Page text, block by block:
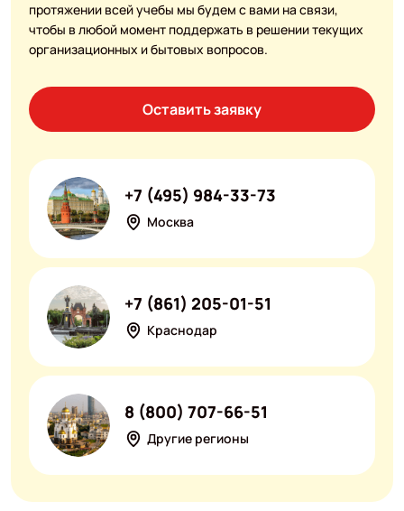
протяжении всей учебы мы будем с вами на связи,
чтобы в любой момент поддержать в решении текущих
организационных и бытовых вопросов.
Оставить заявку
Москва
+7 (495) 984-33-73
Краснодар
+7 (861) 205-01-51
Другие регионы
8 (800) 707-66-51